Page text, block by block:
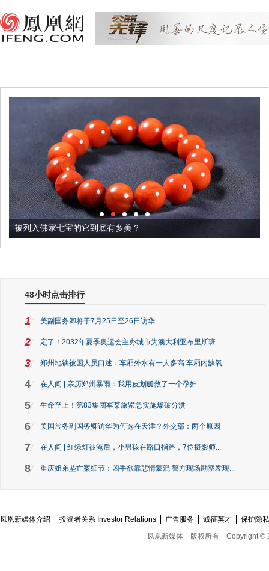
被列入佛家七宝的它到底有多美？
48小时点击排行
1 美副国务卿将于7月25日至26日访华
2 定了！2032年夏季奥运会主办城市为澳大利亚布里斯班
3 郑州地铁被困人员口述：车厢外水有一人多高 车厢内缺氧
4 在人间 | 亲历郑州暴雨：我用皮划艇救了一个孕妇
5 生命至上！第83集团军某旅紧急实施爆破分洪
6 美国常务副国务卿访华为何选在天津？外交部：两个原因
7 在人间 | 红绿灯被淹后，小男孩在路口指路，7位摄影师...
8 重庆姐弟坠亡案细节：凶手欲靠悲情蒙混 警方现场勘察发现...
凤凰新媒体介绍 投资者关系 Investor Relations 广告服务 诚征英才
保护隐
凤凰新媒体
版权所有 Copyright ©